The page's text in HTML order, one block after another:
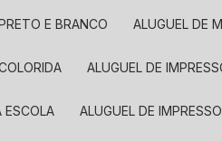
E BRANCO ALUGUEL DE
ALUGUEL DE
ESCOLA ALUGUEL DE